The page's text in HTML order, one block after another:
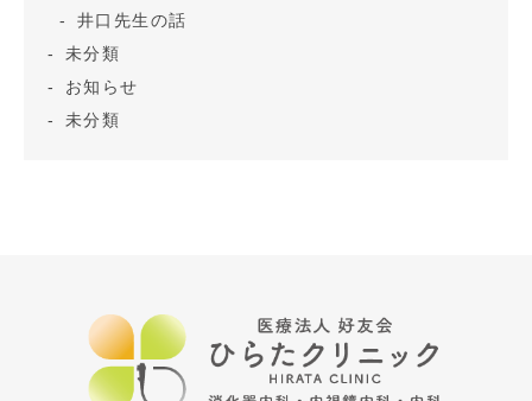
井口先生の話
未分類
お知らせ
未分類